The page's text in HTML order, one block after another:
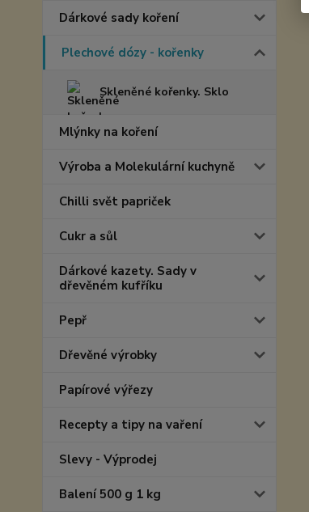
Dárkové sady koření
Plechové dózy - kořenky
Skleněné kořenky. Sklo
Mlýnky na koření
Výroba a Molekulární kuchyně
Chilli svět papriček
Cukr a sůl
Dárkové kazety. Sady v
dřevěném kufříku
Pepř
Dřevěné výrobky
Papírové výřezy
Recepty a tipy na vaření
Slevy - Výprodej
Balení 500 g 1 kg